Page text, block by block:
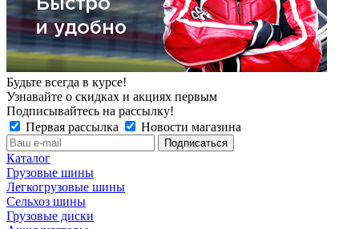
Будьте всегда в курсе!
Узнавайте о скидках и акциях первым
Подписывайтесь на рассылку!
Первая рассылка
Новости магазина
Каталог
Грузовые шины
Легкогрузовые шины
Сельхоз шины
Грузовые диски